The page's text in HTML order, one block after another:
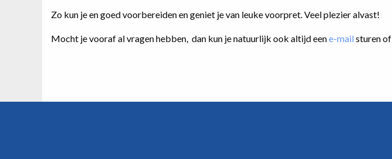
Zo kun je en goed voorbereiden en geniet je van leuke voorpret. Veel plezier alvast!
Mocht je vooraf al vragen hebben, dan kun je natuurlijk ook altijd eene-mail sturen